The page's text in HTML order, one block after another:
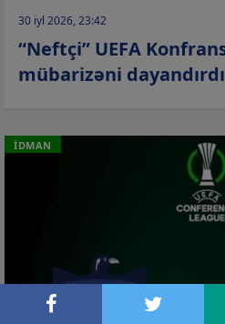
30 iyl 2026, 23:42
“Neftçi” UEFA
mübarizəni dayandırdı
İDMAN